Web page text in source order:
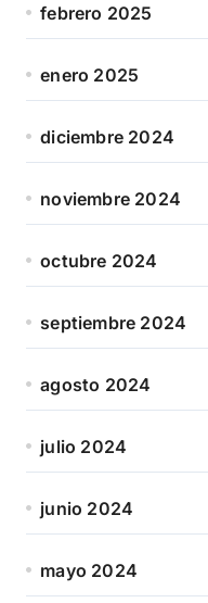
febrero 2025
enero 2025
diciembre 2024
noviembre 2024
octubre 2024
septiembre 2024
agosto 2024
julio 2024
junio 2024
mayo 2024